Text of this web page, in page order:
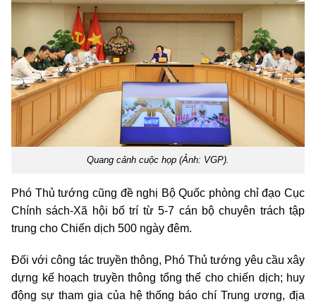
Quang cảnh cuộc họp (Ảnh: VGP).
Phó Thủ tướng cũng đề nghị Bộ Quốc phòng chỉ đạo Cục
Chính sách-Xã hội bố trí từ 5-7 cán bộ chuyên trách tập
trung cho Chiến dịch 500 ngày đêm.
Đối với công tác truyền thông, Phó Thủ tướng yêu cầu xây
dựng kế hoạch truyền thông tổng thể cho chiến dịch; huy
động sự tham gia của hệ thống báo chí Trung ương, địa